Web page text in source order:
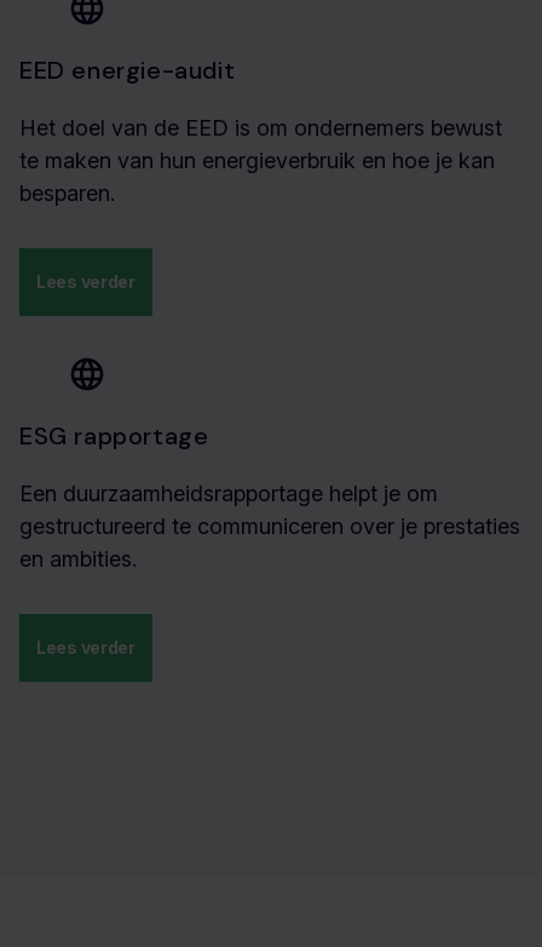
EED energie-audit
Het doel van de EED is om ondernemers bewust
te maken van hun energieverbruik en hoe je kan
besparen.
Lees verder
ESG rapportage
Een duurzaamheidsrapportage helpt je om
gestructureerd te communiceren over je prestaties
en ambities.
Lees verder